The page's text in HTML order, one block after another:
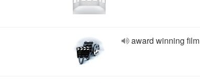
award winning film